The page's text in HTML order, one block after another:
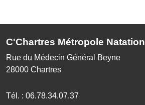
C'Chartres Métropole Natation
Rue du Médecin Général Beyne
28000 Chartres
Tél. : 06.78.34.07.37